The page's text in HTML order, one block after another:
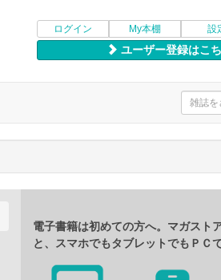
ログイン My本棚 設
ユーザー登録はこ
電子書籍は初めての方へ。マガスト
と、スマホでもタブレットでもＰＣ